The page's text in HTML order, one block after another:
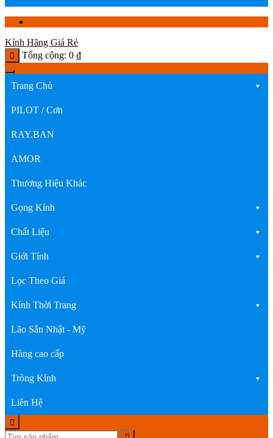
Kính Hãng Giá Rẻ
Tổng cộng: 0 ₫
Trang Chủ
PILOT / Cơn
RAY.BAN
AMOR
Thương Hiệu Khác
Gọng Kính
Chất Liệu
Giới Tính
Lọc Theo Giá
Kính Thời Trang
Lão Sẵn Nhật - Mỹ
Hàng cao cấp
Tròng Kính
Liên Hệ